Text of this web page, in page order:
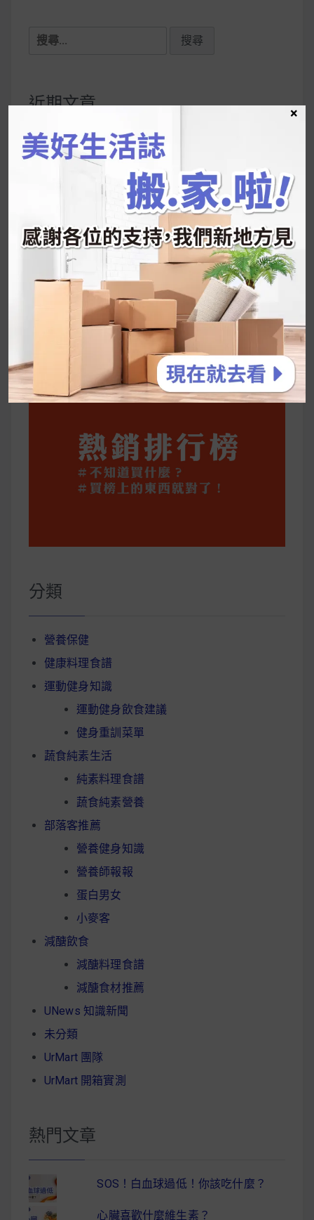
搜
鍵
近期文章
韓國人為什麼不容易胖？
好吃的蛋白點心還有好玩的運動小遊戲！今年過
年已經等不及帶這盒跟我的親戚、朋友們一起分
享～
2026 過年禮盒推薦｜五款百元健康伴手禮
停用猛健樂後會反彈嗎？作用解析＋停藥後體重
維持全攻略
公主營養師：飲食改變也是能快樂執行的！6 個
你一定要知道的技巧
分類
營養保健
健康料理食譜
運動健身知識
運動健身飲食建議
健身重訓菜單
蔬食純素生活
純素料理食譜
蔬食純素營養
部落客推薦
營養健身知識
營養師報報
蛋白男女
小麥客
減醣飲食
減醣料理食譜
減醣食材推薦
UNews 知識新聞
未分類
UrMart 團隊
UrMart 開箱實測
熱門文章
SOS！白血球過低！你該吃什麼？
心臟喜歡什麼維生素？
×